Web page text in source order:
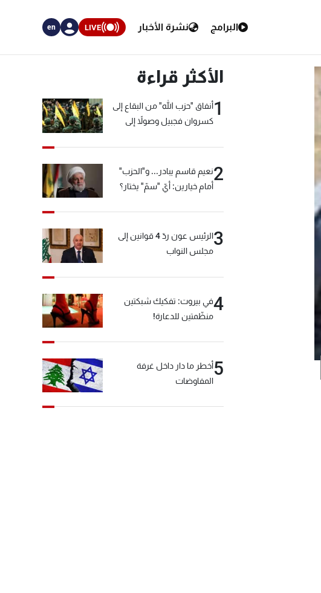
البرامج نشرة الأخبار LIVE
en
الأكثر قراءة
1أنفاق "حزب الله" من البقاع إلى
كسروان فجبيل وصولاً إلى
2نعيم قاسم يبادر... و"الحزب"
أمام خيارين: أيّ "سمّ" يختار؟
3
الرئيس عون ردّ 4 قوانين إلى
مجلس النواب
4في بيروت: تفكيك شبكتين
منظّمتين للدعارة!
5أخطر ما دار داخل غرفة
المفاوضات